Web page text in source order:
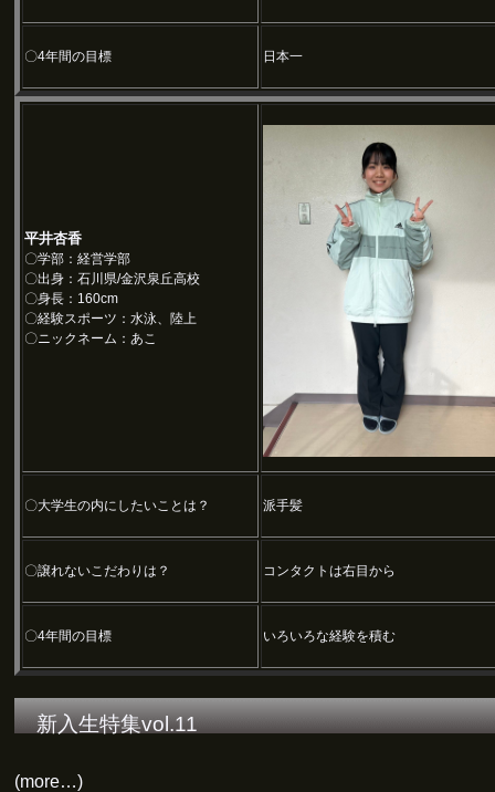
〇4年間の目標 日本一
平井杏香
〇学部：経営学部
〇出身：石川県/金沢泉丘高校
〇身長：160cm
〇経験スポーツ：水泳、陸上
〇ニックネーム：あこ
〇大学生の内にしたいことは？ 派手髪
〇譲れないこだわりは？ コンタクトは右目から
〇4年間の目標 いろいろな経験を積む
新入生特集vol.11
(more…)